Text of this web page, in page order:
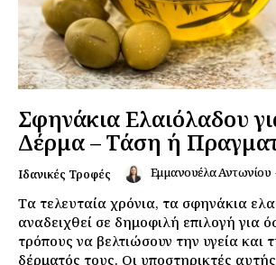
Σφηνάκια Ελαιόλαδου
Δέρμα – Τάση ή
Ιδανικές Τροφές Εμμανουέλα Αντωνίου
Τα τελευταία χρόνια, τα σφηνάκια
αναδειχθεί σε δημοφιλή επιλογή για
τρόπους να βελτιώσουν την υγεία και
δέρματός τους. Οι υποστηρικτές